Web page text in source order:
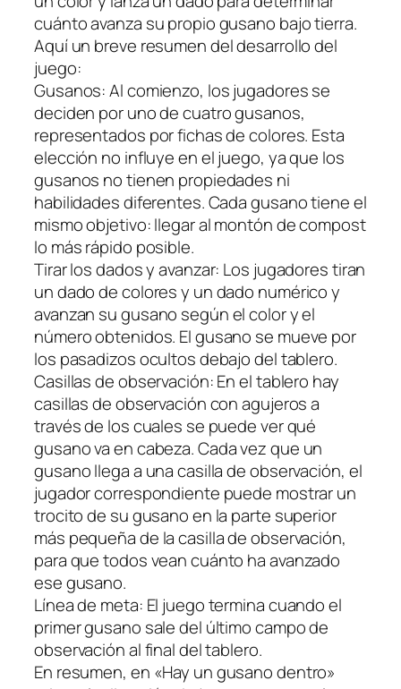
cuánto avanza su propio gusano bajo tierra.
Aquí un breve resumen del desarrollo del
juego:
Gusanos: Al comienzo, los jugadores se
deciden por uno de cuatro gusanos,
representados por fichas de colores. Esta
elección no influye en el juego, ya que los
gusanos no tienen propiedades ni
habilidades diferentes. Cada gusano tiene el
mismo objetivo: llegar al montón de compost
lo más rápido posible.
Tirar los dados y avanzar: Los jugadores tiran
un dado de colores y un dado numérico y
avanzan su gusano según el color y el
número obtenidos. El gusano se mueve por
los pasadizos ocultos debajo del tablero.
Casillas de observación: En el tablero hay
casillas de observación con agujeros a
través de los cuales se puede ver qué
gusano va en cabeza. Cada vez que un
gusano llega a una casilla de observación, el
jugador correspondiente puede mostrar un
trocito de su gusano en la parte superior
más pequeña de la casilla de observación,
para que todos vean cuánto ha avanzado
ese gusano.
Línea de meta: El juego termina cuando el
primer gusano sale del último campo de
observación al final del tablero.
En resumen, en «Hay un gusano dentro»